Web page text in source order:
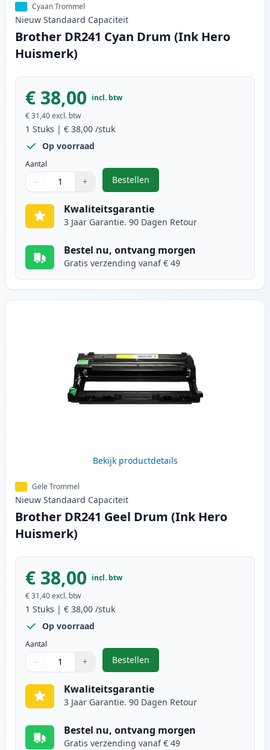
Cyaan Trommel
Nieuw Standaard Capaciteit
Brother DR241 Cyan Drum (Ink Hero
Huismerk)
€ 38,00 incl. btw
€ 31,40excl. btw
1 Stuks | € 38,00 /stuk
Op voorraad
Aantal
Gebruik de knoppen om aan te passen
− +
1
Bestellen
,Brother DR241 Cyan Drum (Ink
Kwaliteitsgarantie
3 Jaar Garantie. 90 Dagen Retour
Bestel nu, ontvang morgen
Gratis verzending vanaf € 49
Bekijk productdetails
Gele Trommel
Nieuw Standaard Capaciteit
Brother DR241 Geel Drum (Ink Hero
Huismerk)
€ 38,00 incl. btw
€ 31,40excl. btw
1 Stuks | € 38,00 /stuk
Op voorraad
Aantal
Gebruik de knoppen om aan te passen
− +
1
Bestellen
,Brother DR241 Geel Drum (Ink
Kwaliteitsgarantie
3 Jaar Garantie. 90 Dagen Retour
Bestel nu, ontvang morgen
Gratis verzending vanaf € 49